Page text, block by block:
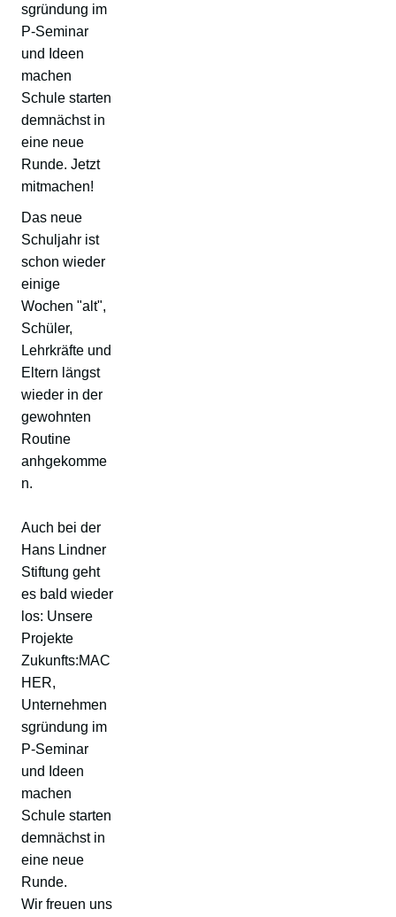
sgründung im
P-Seminar
und Ideen
machen
Schule starten
demnächst in
eine neue
Runde. Jetzt
mitmachen!
Das neue
Schuljahr ist
schon wieder
einige
Wochen "alt",
Schüler,
Lehrkräfte und
Eltern längst
wieder in der
gewohnten
Routine
anhgekomme
n.
Auch bei der
Hans Lindner
Stiftung geht
es bald wieder
los: Unsere
Projekte
Zukunfts:MAC
HER,
Unternehmen
sgründung im
P-Seminar
und Ideen
machen
Schule starten
demnächst in
eine neue
Runde.
Wir freuen uns